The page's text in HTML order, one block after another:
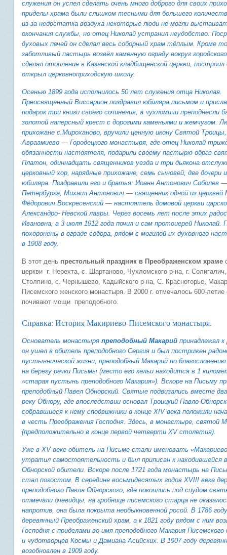
служения он успел сделать очень много доброго для своих
приделы храма были слишком тесными для большего
из-за недостатка воздуха некоторые люди не могли
окончания службы, но отец Николай устранил неудобство.
духовых печей он сделал весь соборный храм тёплым. Кроме
заботливый пастырь возвёл каменную ограду вокруг
сделал отопление в Казанской кладбищенской церкви,
открыл церковно­приходскую школу.
Осенью 1899 года исполнилось 50 лет служения отца Николая.
Преосвященный Виссарион поздравил юбиляра письмом и
подарок три книги своего сочинения, а чухломичи преподнесли
золотой наперсный крест с дорогими каменьями и жемчугом.
прихожане с.Мироханово, вручили ценную икону Святой
Авраамиево — Городецкого монастыря, где отец Николай
обязанности настоятеля, подарили своему пастырю образ
Платон, одиннадцать священников уезда и три дьякона
церковный хор, нарядные прихожане, семь сыновей, две
юбиляра. Поздравили его и братья: Иоанн Антонович Соболев
Петербурга, Михаил Антонович — священник одной из церквей
Фёдорович Воскресенский — настоятель домовой церкви
Александро- Невской лавры. Через восемь лет после этих
Ивановна, а 3 июля 1912 года почил и сам протоиерей Николай.
похоронены в ограде собора, рядом с могилой их духовного
в 1908 году.
В этот день престольный праздник в Преображенском храме
церкви г. Нерехта, с. Шартаново, Чухломского р-на, г.
Столпино, с. Чернышево, Кадыйского р-на, С. Красногорье,
Писемского женского монастыря. В 2000 г. отмечалось 600-
почивают мощи преподобного.
Справка: История Макириево-Писемского монастыря.
Основатель монастыря преподобный Макарий принадлежал
он ушел в обитель преподобного Сергия и был пострижен
пустыннической жизни, преподобный Макарий по
на берегу речки Письмы (место его кельи находится в 1
«старая пустынь преподобного Макария»). Вскоре на Письму
преподобный Павел Обнорский. Святые подвизались вместе
реку Обнору, где впоследствии основал Троицкий Павло-
собравшиеся к нему сподвижники в конце XIV века положили
в честь Преображения Господня. Здесь, в монастыре, святой
(предположительно в конце первой четверти XV столетия).
Уже в XV веке обитель на Письме стали именовать
утратил самостоятельность и был приписан к находившейся
Обнорской обители. Вскоре после 1721 года монастырь на
стал погостом. В середине восьмидесятых годов XVIII века
преподобного Павла Обнорского, где покоились под спудом
отмечали очевидцы, на гробнице писемского старца не
напротив, она была покрыта необыкновенной росой. В 1786
деревянный Преображенский храм, а к 1821 году рядом с ним
Господня с приделами во имя преподобного Макария
и чудотворцев Космы и Дамиана Асийских. В 1907 году
возобновлен в 1909 году.